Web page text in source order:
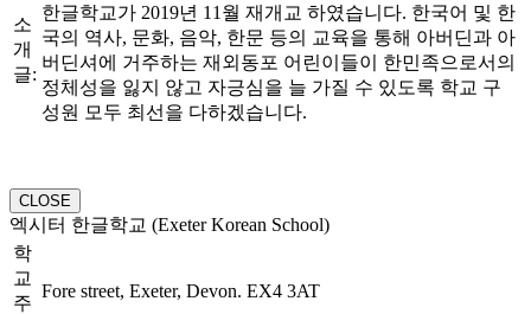
소
개
글:
한글학교가 2019년 11월 재개교 하였습니다. 한국어 및 한
국의 역사, 문화, 음악, 한문 등의 교육을 통해 아버딘과 아
버딘셔에 거주하는 재외동포 어린이들이 한민족으로서의
정체성을 잃지 않고 자긍심을 늘 가질 수 있도록 학교 구
성원 모두 최선을 다하겠습니다.
CLOSE
엑시터 한글학교 (Exeter Korean School)
학
교
주
Fore street, Exeter, Devon. EX4 3AT